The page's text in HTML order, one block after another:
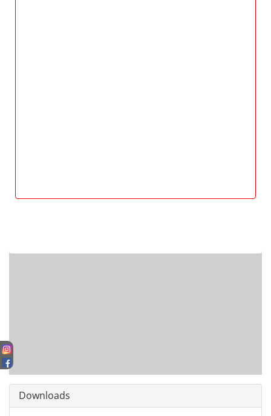
Downloads